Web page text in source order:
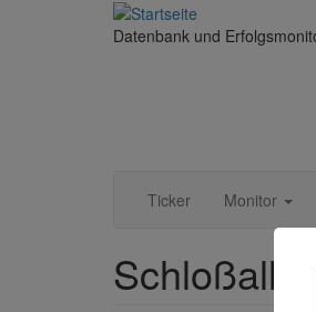
Datenbank und
Ticker Monitor